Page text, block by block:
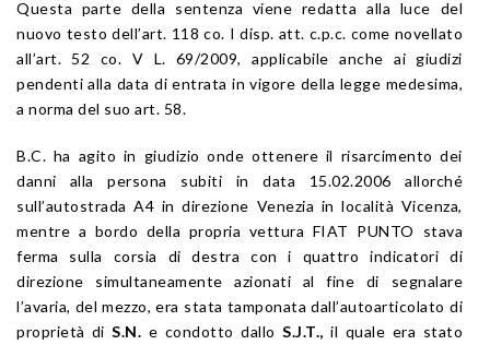
Questa parte della sentenza viene redatta alla luce del
nuovo testo dell’art. 118 co. I disp. att. c.p.c. come novellato
all’art. 52 co. V L. 69/2009, applicabile anche ai giudizi
pendenti alla data di entrata in vigore della legge medesima,
a norma del suo art. 58.
B.C. ha agito in giudizio onde ottenere il risarcimento dei
danni alla persona subiti in data 15.02.2006 allorché
sull’autostrada A4 in direzione Venezia in località Vicenza,
mentre a bordo della propria vettura FIAT PUNTO stava
ferma sulla corsia di destra con i quattro indicatori di
direzione simultaneamente azionati al fine di segnalare
l’avaria, del mezzo, era stata tamponata dall’autoarticolato di
proprietà diS.N. e condotto dalloS.J.T., il quale era stato